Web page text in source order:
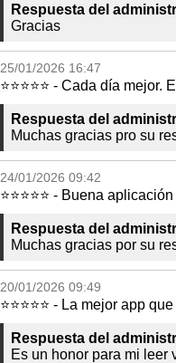
Respuesta del
Gracias
25/01/2026 16:47
⭐⭐⭐⭐⭐ - Cada día
Respuesta del
Muchas gracias pro su
24/01/2026 09:42
⭐⭐⭐⭐⭐ - Buena
Respuesta del
Muchas gracias por su
20/01/2026 09:49
⭐⭐⭐⭐⭐ - La mejor app
Respuesta del
Es un honor para mi leer